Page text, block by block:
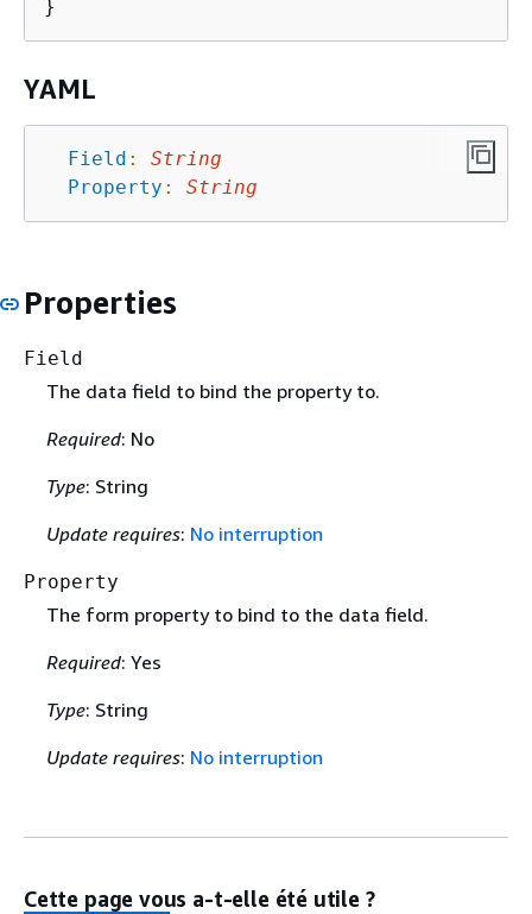
YAML
Field :
String
Property : String
Properties
Field
The data field to bind the property to.
Required: No
Type: String
Update requires: No interruption
Property
The form property to bind to the data field.
Required: Yes
Type: String
Update requires: No interruption
Cette page vous a-t-elle été utile ?